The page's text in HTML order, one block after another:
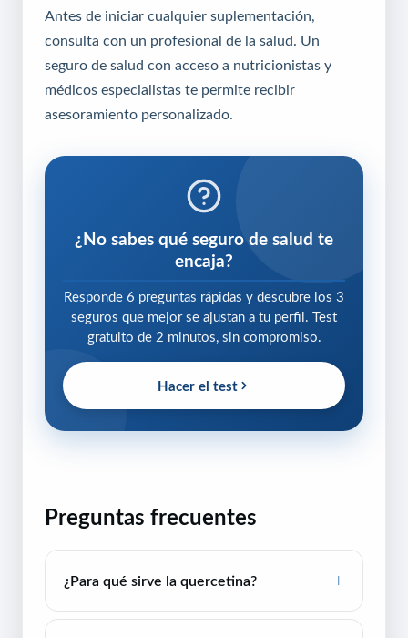
Antes de iniciar cualquier suplementación,
consulta con un profesional de la salud. Un
seguro de salud con acceso a nutricionistas y
médicos especialistas te permite recibir
asesoramiento personalizado.
¿No sabes qué seguro de salud te
encaja?
Responde 6 preguntas rápidas y descubre los 3
seguros que mejor se ajustan a tu perfil. Test
gratuito de 2 minutos, sin compromiso.
Hacer el test
Preguntas frecuentes
¿Para qué sirve la quercetina?